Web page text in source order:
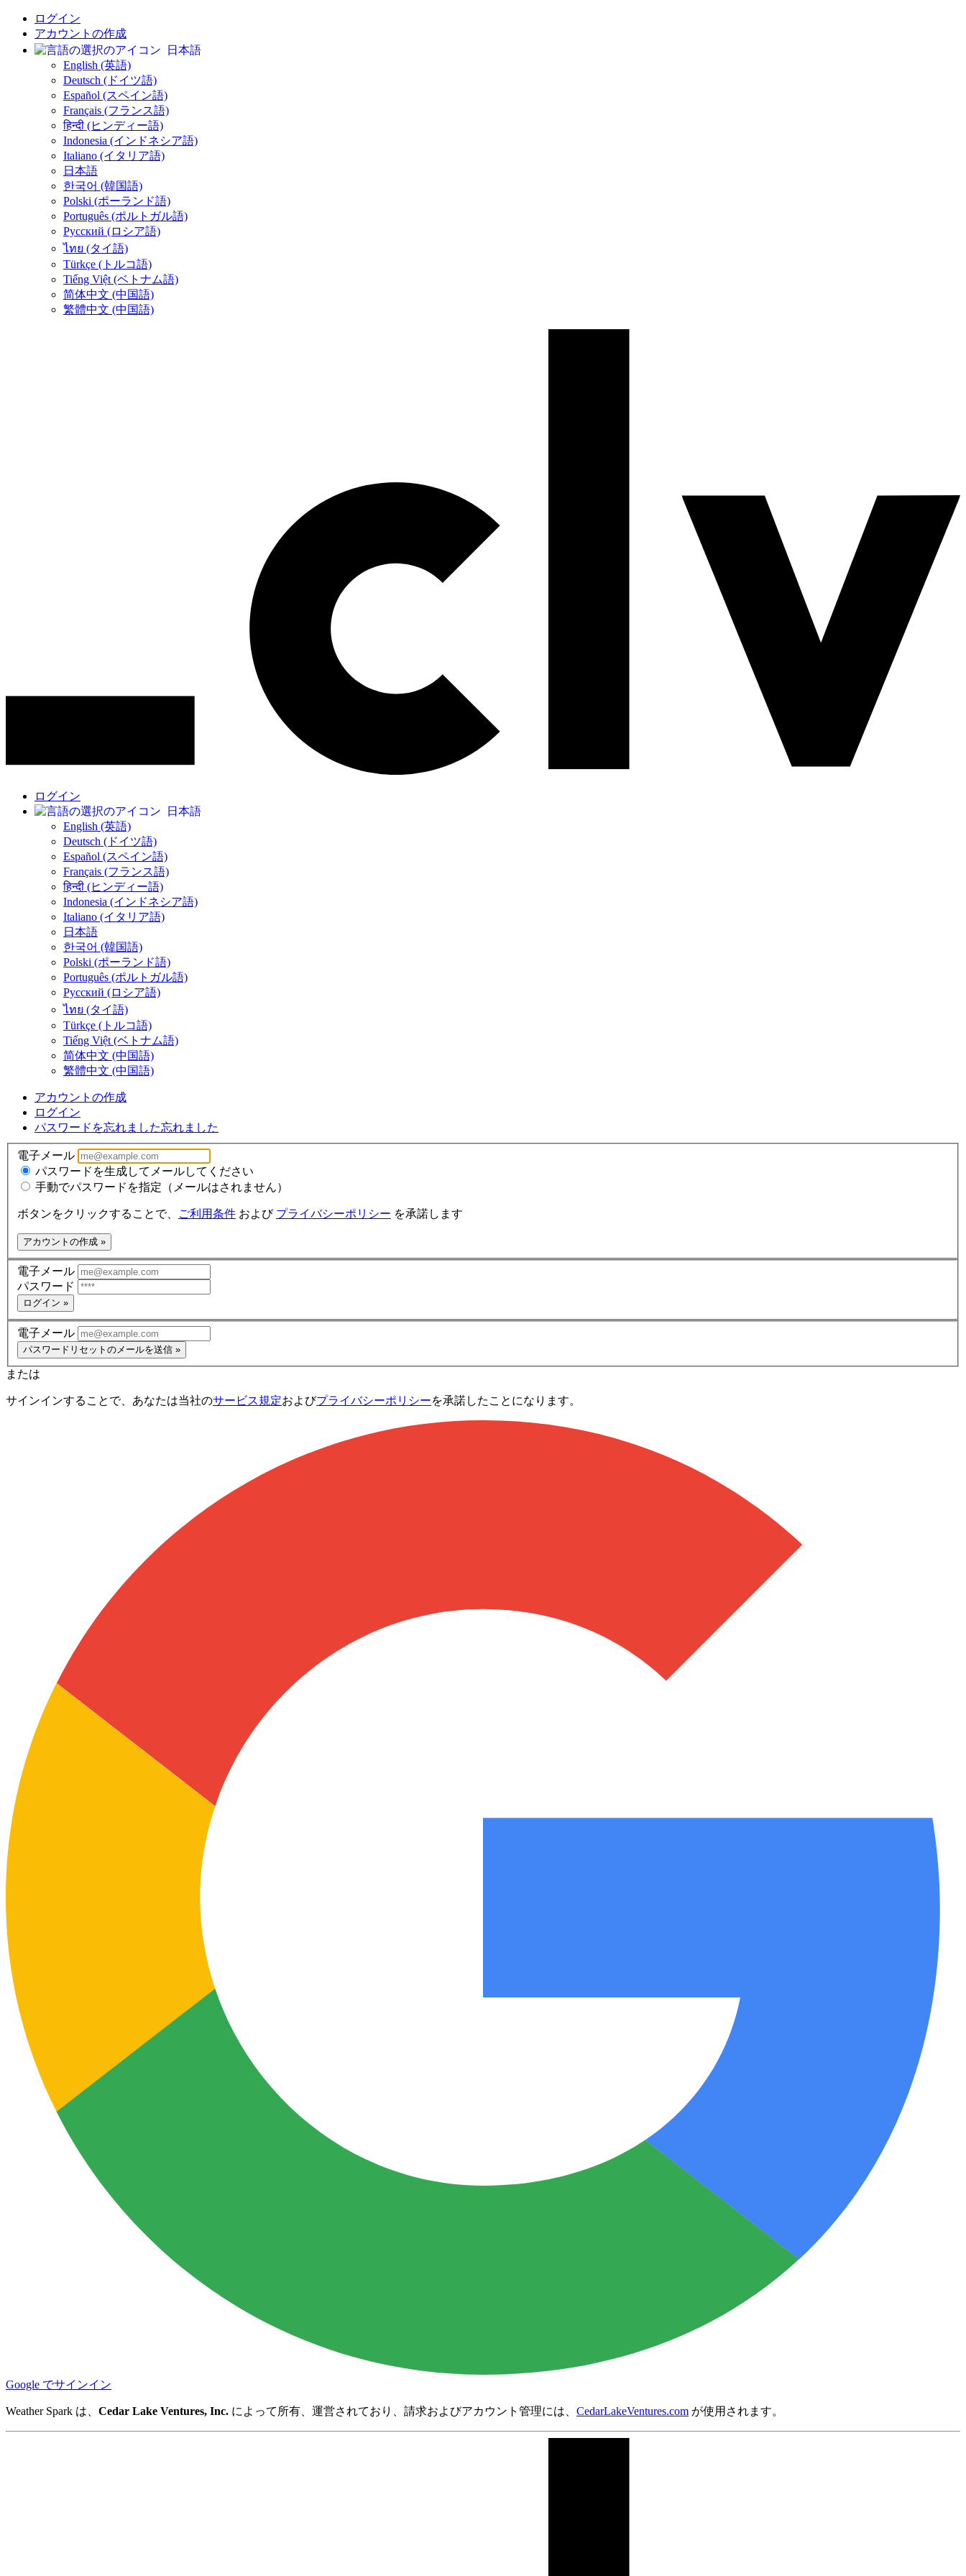
ログイン
アカウントの作成
日本語
English (英語)
Deutsch (ドイツ語)
Español (スペイン語)
Français (フランス語)
हिन्दी (ヒンディー語)
Indonesia (インドネシア語)
Italiano (イタリア語)
日本語
한국어 (韓国語)
Polski (ポーランド語)
Português (ポルトガル語)
Русский (ロシア語)
ไทย (タイ語)
Türkçe (トルコ語)
Tiếng Việt (ベトナム語)
简体中文 (中国語)
繁體中文 (中国語)
ログイン
日本語
English (英語)
Deutsch (ドイツ語)
Español (スペイン語)
Français (フランス語)
हिन्दी (ヒンディー語)
Indonesia (インドネシア語)
Italiano (イタリア語)
日本語
한국어 (韓国語)
Polski (ポーランド語)
Português (ポルトガル語)
Русский (ロシア語)
ไทย (タイ語)
Türkçe (トルコ語)
Tiếng Việt (ベトナム語)
简体中文 (中国語)
繁體中文 (中国語)
アカウントの作成
ログイン
パスワードを忘れました忘れました
電子メール
パスワードを生成してメールしてください
手動でパスワードを指定（メールはされません）
ボタンをクリックすることで、 ご利用条件 および プライバシーポリシー を承諾します
アカウントの作成 »
電子メール
パスワード
ログイン »
電子メール
パスワードリセットのメールを送信 »
または
サインインすることで、あなたは当社のサービス規定およびプライバシーポリシーを承諾したことになります。
Google でサインイン
Weather Spark は、 Cedar Lake Ventures, Inc. によって所有、運営されており、請求およびアカウント管理には、 CedarLakeVentures.com が使用されます。